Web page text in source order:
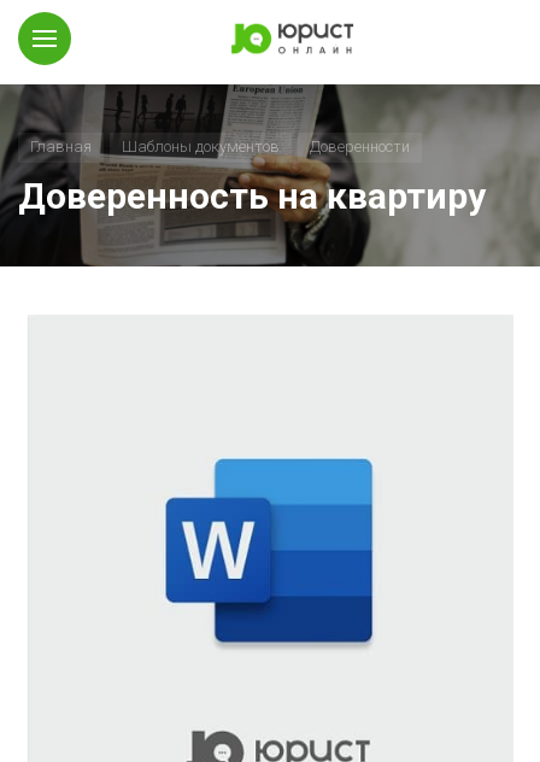
Главная Шаблоны документов Доверенности
Доверенность на квартиру